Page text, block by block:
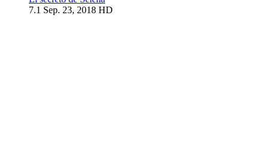
7.1 Sep. 23, 2018 HD